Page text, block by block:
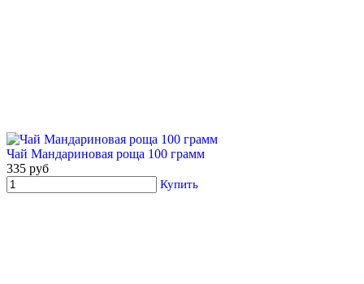
Чай Мандариновая роща 100 грамм
335 руб
Купить